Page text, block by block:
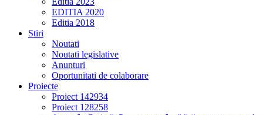
EDITIA 2020
Editia 2018
Stiri
Noutati
Noutati legislative
Anunturi
Oportunitati de colaborare
Proiecte
Proiect 142934
Proiect 128258